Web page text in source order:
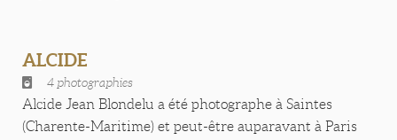
ALCIDE
4 photographies
Alcide Jean Blondelu a été photographe à Saintes
(Charente-Maritime) et peut-être auparavant à Paris